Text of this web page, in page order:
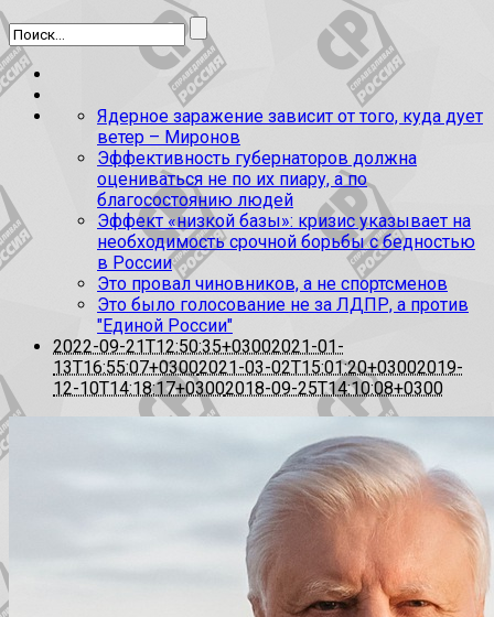
Ядерное заражение зависит от того, куда дует
ветер – Миронов
Эффективность губернаторов должна
оцениваться не по их пиару, а по
благосостоянию людей
Эффект «низкой базы»: кризис указывает на
необходимость срочной борьбы с бедностью
в России
Это провал чиновников, а не спортсменов
Это было голосование не за ЛДПР, а против
"Единой России"
2022-09-21T12:50:35+03002021-01-
13T16:55:07+03002021-03-02T15:01:20+03002019-
12-10T14:18:17+03002018-09-25T14:10:08+0300